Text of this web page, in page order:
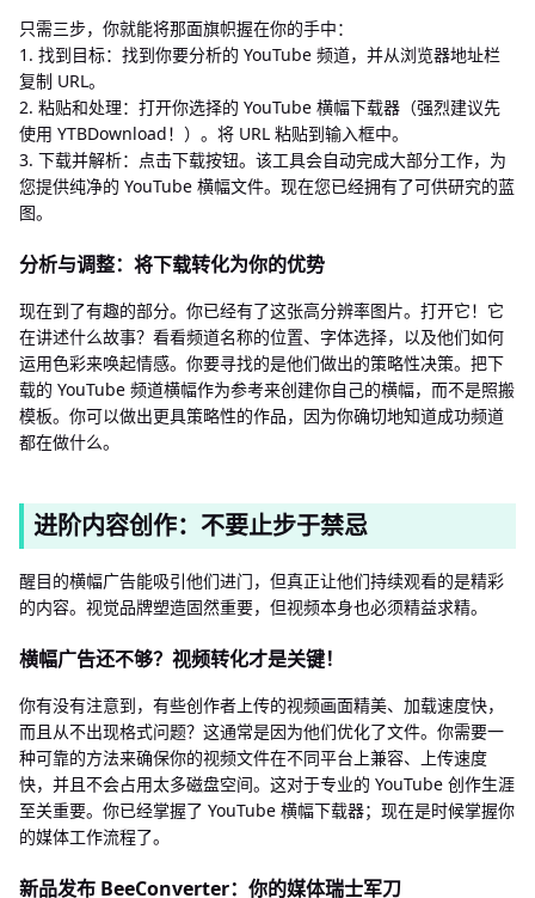
只需三步，你就能将那面旗帜握在你的手中：
1. 找到目标：找到你要分析的 YouTube 频道，并从浏览器地址栏
复制 URL。
2. 粘贴和处理：打开你选择的 YouTube 横幅下载器（强烈建议先
使用 YTBDownload！）。将 URL 粘贴到输入框中。
3. 下载并解析：点击下载按钮。该工具会自动完成大部分工作，为
您提供纯净的 YouTube 横幅文件。现在您已经拥有了可供研究的蓝
图。
分析与调整：将下载转化为你的优势
现在到了有趣的部分。你已经有了这张高分辨率图片。打开它！它
在讲述什么故事？看看频道名称的位置、字体选择，以及他们如何
运用色彩来唤起情感。你要寻找的是他们做出的策略性决策。把下
载的 YouTube 频道横幅作为参考来创建你自己的横幅，而不是照搬
模板。你可以做出更具策略性的作品，因为你确切地知道成功频道
都在做什么。
进阶内容创作：不要止步于禁忌
醒目的横幅广告能吸引他们进门，但真正让他们持续观看的是精彩
的内容。视觉品牌塑造固然重要，但视频本身也必须精益求精。
横幅广告还不够？视频转化才是关键！
你有没有注意到，有些创作者上传的视频画面精美、加载速度快，
而且从不出现格式问题？这通常是因为他们优化了文件。你需要一
种可靠的方法来确保你的视频文件在不同平台上兼容、上传速度
快，并且不会占用太多磁盘空间。这对于专业的 YouTube 创作生涯
至关重要。你已经掌握了 YouTube 横幅下载器；现在是时候掌握你
的媒体工作流程了。
新品发布 BeeConverter：你的媒体瑞士军刀